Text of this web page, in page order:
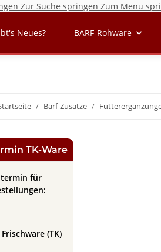
Zur Suche springen Zum Menü
Neues? BARF-Rohware
Barf-Zusätze
TK-Ware
für
(TK)